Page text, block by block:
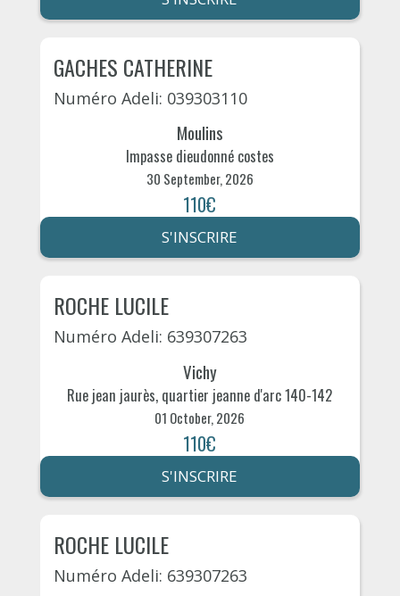
GACHES CATHERINE
Numéro Adeli: 039303110
Moulins
Impasse dieudonné costes
30 September, 2026
110€
S'INSCRIRE
ROCHE LUCILE
Numéro Adeli: 639307263
Vichy
Rue jean jaurès, quartier jeanne d'arc 140-142
01 October, 2026
110€
S'INSCRIRE
ROCHE LUCILE
Numéro Adeli: 639307263